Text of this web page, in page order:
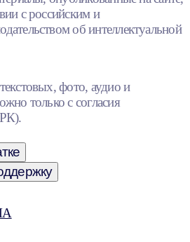
с российским и
об интеллектуальной
фото, аудио и
только с согласия